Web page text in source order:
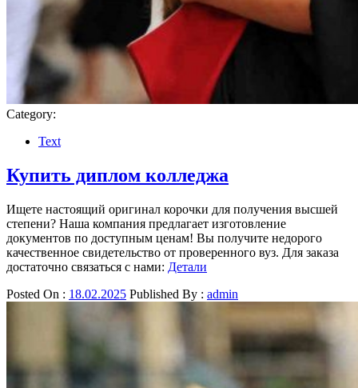
Category:
Text
Купить диплом колледжа
Ищете настоящий оригинал корочки для получения высшей
степени? Наша компания предлагает изготовление
документов по доступным ценам! Вы получите недорого
качественное свидетельство от проверенного вуз. Для заказа
достаточно связаться с нами: Детали
Posted On : 18.02.2025 Published By : admin